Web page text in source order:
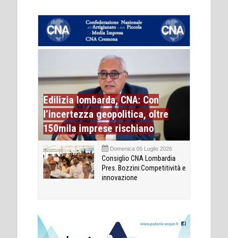
Edilizia lombarda, CNA: Con
l’incertezza geopolitica, oltre
150mila imprese rischiano
Domenica 05 Luglio 2026
Consiglio CNA Lombardia
Pres. Bozzini:Competitività e
innovazione